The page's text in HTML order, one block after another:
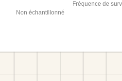
Fréquence de
Non échantillonné